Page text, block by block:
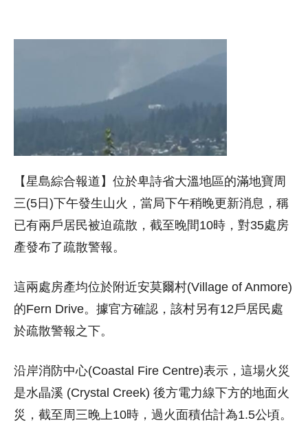
【星島綜合報道】位於卑詩省大溫地區的滿地寶周
三(5日)下午發生山火，當局下午稍晚更新消息，稱
已有兩戶居民被迫疏散，截至晚間10時，對35處房
產發布了疏散警報。
這兩處房產均位於附近安莫爾村(Village of Anmore)
的Fern Drive。據官方確認，該村另有12戶居民處
於疏散警報之下。
沿岸消防中心(Coastal Fire Centre)表示，這場火災
是水晶溪 (Crystal Creek) 後方電力線下方的地面火
災，截至周三晚上10時，過火面積估計為1.5公頃。